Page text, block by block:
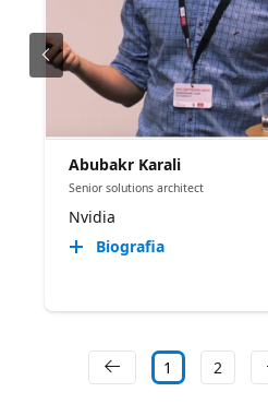
Abubakr Karali
Senior solutions architect
Nvidia
Biografia
1 2